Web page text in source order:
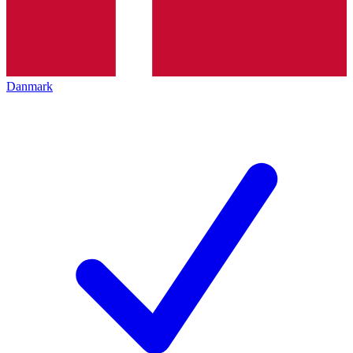
Danmark